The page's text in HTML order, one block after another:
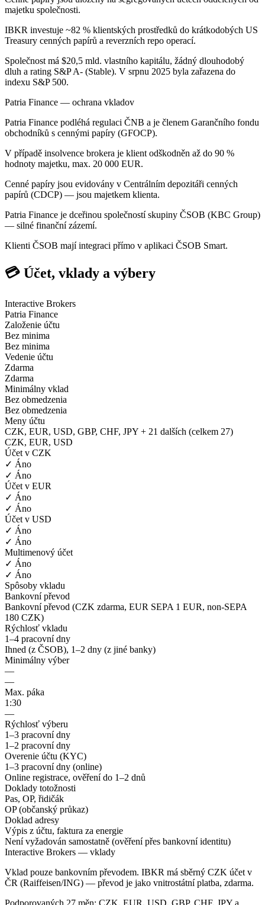
majetku společnosti.
IBKR investuje ~82 % klientských prostředků do krátkodobých US
Treasury cenných papírů a reverzních repo operací.
Společnost má $20,5 mld. vlastního kapitálu, žádný dlouhodobý
dluh a rating S&P A- (Stable). V srpnu 2025 byla zařazena do
indexu S&P 500.
Patria Finance — ochrana vkladov
Patria Finance podléhá regulaci ČNB a je členem Garančního fondu
obchodníků s cennými papíry (GFOCP).
V případě insolvence brokera je klient odškodněn až do 90 %
hodnoty majetku, max. 20 000 EUR.
Cenné papíry jsou evidovány v Centrálním depozitáři cenných
papírů (CDCP) — jsou majetkem klienta.
Patria Finance je dceřinou společností skupiny ČSOB (KBC Group)
— silné finanční zázemí.
Klienti ČSOB mají integraci přímo v aplikaci ČSOB Smart.
💳 Účet, vklady a výbery
Interactive Brokers
Patria Finance
Založenie účtu
Bez minima
Bez minima
Vedenie účtu
Zdarma
Zdarma
Minimálny vklad
Bez obmedzenia
Bez obmedzenia
Meny účtu
CZK, EUR, USD, GBP, CHF, JPY + 21 dalších (celkem 27)
CZK, EUR, USD
Účet v CZK
✓ Áno
✓ Áno
Účet v EUR
✓ Áno
✓ Áno
Účet v USD
✓ Áno
✓ Áno
Multimenový účet
✓ Áno
✓ Áno
Spôsoby vkladu
Bankovní převod
Bankovní převod (CZK zdarma, EUR SEPA 1 EUR, non-SEPA
180 CZK)
Rýchlosť vkladu
1–4 pracovní dny
Ihned (z ČSOB), 1–2 dny (z jiné banky)
Minimálny výber
—
—
Max. páka
1:30
—
Rýchlosť výberu
1–3 pracovní dny
1–2 pracovní dny
Overenie účtu (KYC)
1–3 pracovní dny (online)
Online registrace, ověření do 1–2 dnů
Doklady totožnosti
Pas, OP, řidičák
OP (občanský průkaz)
Doklad adresy
Výpis z účtu, faktura za energie
Není vyžadován samostatně (ověření přes bankovní identitu)
Interactive Brokers — vklady
Vklad pouze bankovním převodem. IBKR má sběrný CZK účet v
ČR (Raiffeisen/ING) — převod je jako vnitrostátní platba, zdarma.